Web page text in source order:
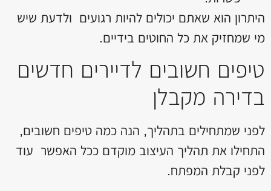
היתרון הוא שאתם יכולים להיות רגועים ולדעת שיש
מי שמחזיק את כל החוטים בידיים.
טיפים חשובים לדיירים חדשים
בדירה מקבלן
לפני שמתחילים בתהליך, הנה כמה טיפים חשובים,
התחילו את תהליך העיצוב מוקדם ככל האפשר עוד
לפני קבלת המפתח.